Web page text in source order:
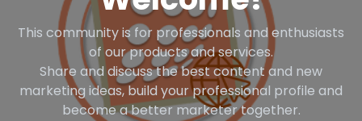
This community is for professionals and enthusiasts
of our products and services.
Share and discuss the best content and new
marketing ideas, build your professional profile and
become a better marketer together.